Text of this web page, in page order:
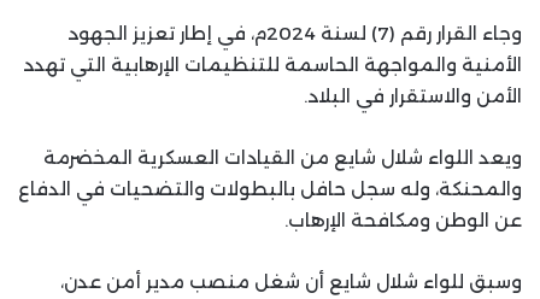
وجاء القرار رقم (7) لسنة 2024م، في إطار تعزيز الجهود
الأمنية والمواجهة الحاسمة للتنظيمات الإرهابية التي تهدد
الأمن والاستقرار في البلاد.
ويعد اللواء شلال شايع من القيادات العسكرية المخضرمة
والمحنكة، وله سجل حافل بالبطولات والتضحيات في الدفاع
عن الوطن ومكافحة الإرهاب.
وسبق للواء شلال شايع أن شغل منصب مدير أمن عدن،